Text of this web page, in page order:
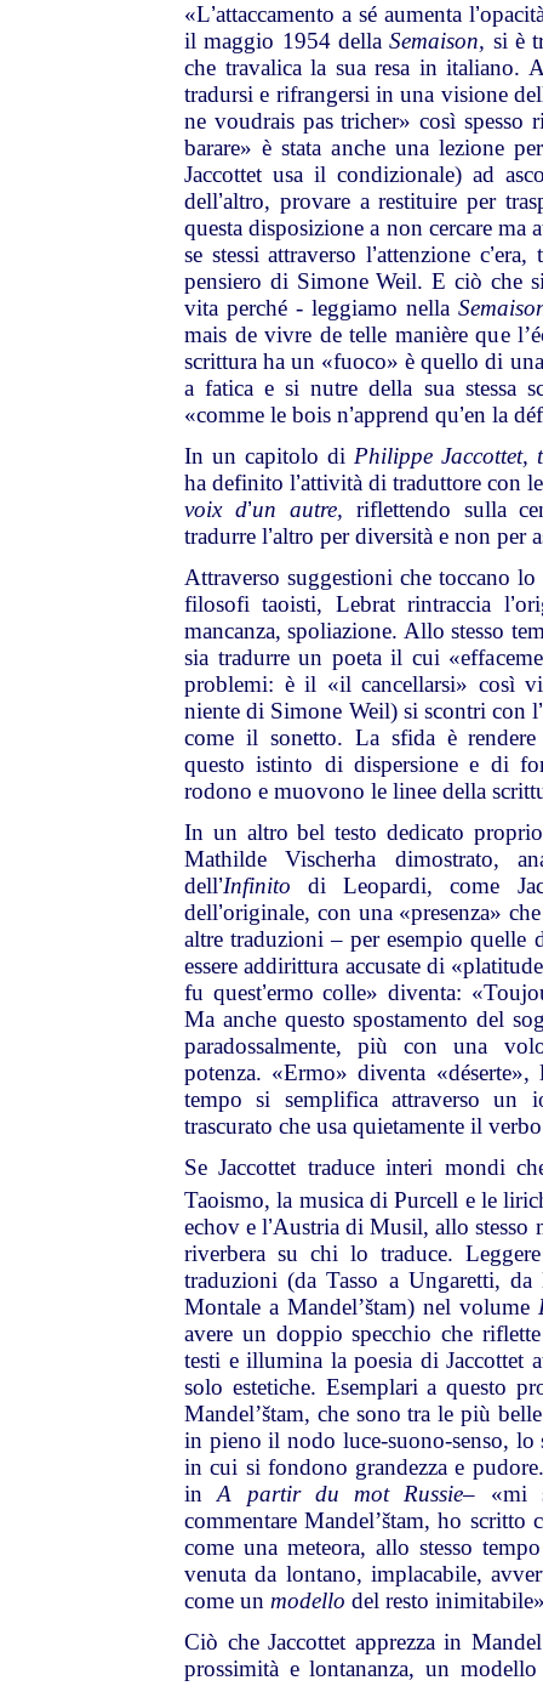
«L’attaccamento a sé aumenta l’
il maggio 1954 dellaSemaison, si è
che travalica la sua resa in italiano.
tradursi e rifrangersi in una visione
ne voudrais pas tricher» così spesso
barare» è stata anche una lezione
Jaccottet usa il condizionale) ad
dell’altro, provare a restituire per
questa disposizione a non cercare ma
se stessi attraverso l’attenzione c’era,
pensiero di Simone Weil. E ciò che
vita perché - leggiamo nella
mais de vivre de telle manière que
scrittura ha un «fuoco» è quello di
a fatica e si nutre della sua stessa
«comme le bois n’apprend qu’en la
In un capitolo di Philippe Jaccottet,
ha definito l’attività di traduttore con
voix d’un autre, riflettendo sulla
tradurre l’altro per diversità e non per
Attraverso suggestioni che toccano
filosofi taoisti, Lebrat rintraccia l’
mancanza, spoliazione. Allo stesso
sia tradurre un poeta il cui
problemi: è il «il cancellarsi» così
niente di Simone Weil) si scontri con l’
come il sonetto. La sfida è
questo istinto di dispersione e di
rodono e muovono le linee della
In un altro bel testo dedicato
Mathilde Vischerha dimostrato,
dell’Infinitodi Leopardi, come
dell’originale, con una «presenza»
altre traduzioni – per esempio quelle
essere addirittura accusate di
fu quest’ermo colle» diventa:
Ma anche questo spostamento del
paradossalmente, più con una
potenza. «Ermo» diventa
tempo si semplifica attraverso un
trascurato che usa quietamente il
Se Jaccottet traduce interi mondi
Taoismo, la musica di Purcell e le
echov e l’Austria di Musil, allo stesso
riverbera su chi lo traduce.
traduzioni (da Tasso a Ungaretti,
Montale a Mandel’štam) nel volume
avere un doppio specchio che
testi e illumina la poesia di Jaccottet
solo estetiche. Esemplari a questo
Mandel’štam, che sono tra le più
in pieno il nodo luce-suono-senso, lo
in cui si fondono grandezza e
inA partir du mot Russie– «mi
commentare Mandel’štam, ho scritto
come una meteora, allo stesso
venuta da lontano, implacabile,
come un modello del resto
Ciò che Jaccottet apprezza in
prossimità e lontananza, un